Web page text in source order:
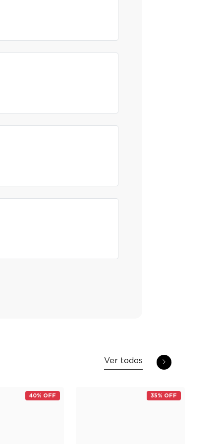
Ver todos
40% OFF 35% OFF